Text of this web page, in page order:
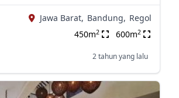
Jawa Barat, Bandung, Regol
450m2 600m2
2 tahun yang lalu